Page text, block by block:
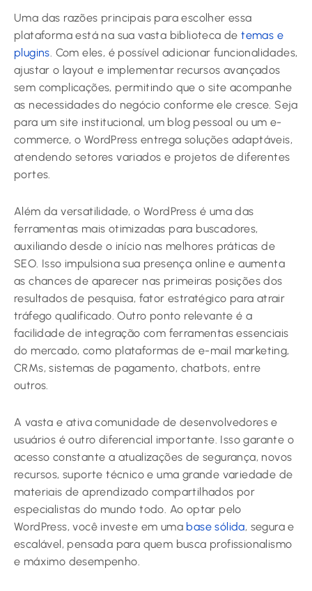
Uma das razões principais para escolher essa
plataforma está na sua vasta biblioteca detemas e
plugins . Com eles, é possível adicionar funcionalidades,
ajustar o layout e implementar recursos avançados
sem complicações, permitindo que o site acompanhe
as necessidades do negócio conforme ele cresce. Seja
para um site institucional, um blog pessoal ou um e-
commerce, o WordPress entrega soluções adaptáveis,
atendendo setores variados e projetos de diferentes
portes.
Além da versatilidade, o WordPress é uma das
ferramentas mais otimizadas para buscadores,
auxiliando desde o início nas melhores práticas de
SEO. Isso impulsiona sua presença online e aumenta
as chances de aparecer nas primeiras posições dos
resultados de pesquisa, fator estratégico para atrair
tráfego qualificado. Outro ponto relevante é a
facilidade de integração com ferramentas essenciais
do mercado, como plataformas de e-mail marketing,
CRMs, sistemas de pagamento, chatbots, entre
outros.
A vasta e ativa comunidade de desenvolvedores e
usuários é outro diferencial importante. Isso garante o
acesso constante a atualizações de segurança, novos
recursos, suporte técnico e uma grande variedade de
materiais de aprendizado compartilhados por
especialistas do mundo todo. Ao optar pelo
WordPress, você investe em uma base sólida, segura e
escalável, pensada para quem busca profissionalismo
e máximo desempenho.